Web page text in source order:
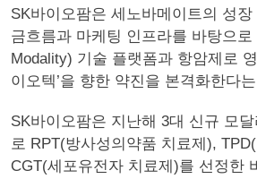
SK바이오팜은 세노바메이트의 성
금흐름과 마케팅 인프라를 바탕으
Modality) 기술 플랫폼과 항암제로
이오텍’을 향한 약진을 본격화한다
SK바이오팜은 지난해 3대 신규 모
로 RPT(방사성의약품 치료제),
CGT(세포유전자 치료제)를 선정한